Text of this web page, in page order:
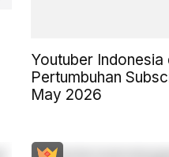
Youtuber Indonesia
Pertumbuhan
May 2026